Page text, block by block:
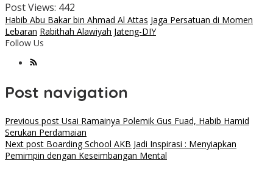
Post Views: 442
Habib Abu Bakar bin Ahmad Al Attas Jaga Persatuan di Momen
Lebaran Rabithah Alawiyah Jateng-DIY
Follow Us
Post navigation
Previous post Usai Ramainya Polemik Gus Fuad, Habib Hamid
Serukan Perdamaian
Next post Boarding School AKB Jadi Inspirasi : Menyiapkan
Pemimpin dengan Keseimbangan Mental